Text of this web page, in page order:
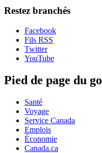
Restez branchés
Facebook
Fils RSS
Twitter
YouTube
Pied de page du
Santé
Voyage
Service Canada
Emplois
Économie
Canada.ca